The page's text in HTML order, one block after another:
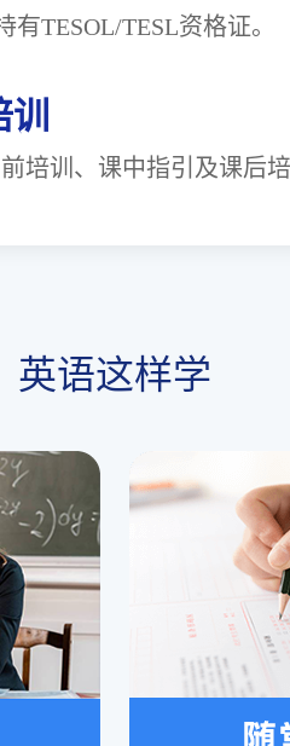
持有TESOL/
培训、课中指引及课后
英语这样学